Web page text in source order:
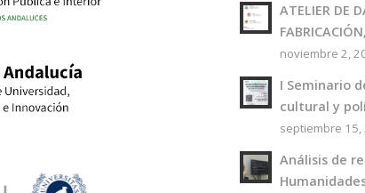
ATELIER DE
noviembre 2,
I Seminario
cultural y
septiembre 15,
Análisis de